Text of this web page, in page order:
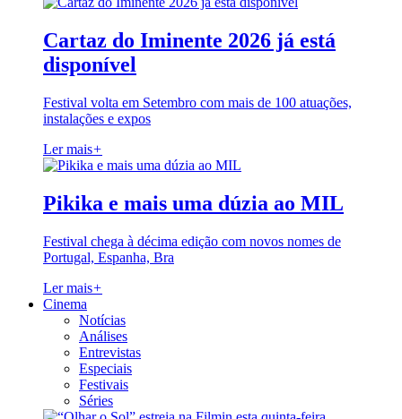
Cartaz do Iminente 2026 já está
disponível
Festival volta em Setembro com mais de 100 atuações,
instalações e expos
Ler mais+
Pikika e mais uma dúzia ao MIL
Festival chega à décima edição com novos nomes de
Portugal, Espanha, Bra
Ler mais+
Cinema
Notícias
Análises
Entrevistas
Especiais
Festivais
Séries